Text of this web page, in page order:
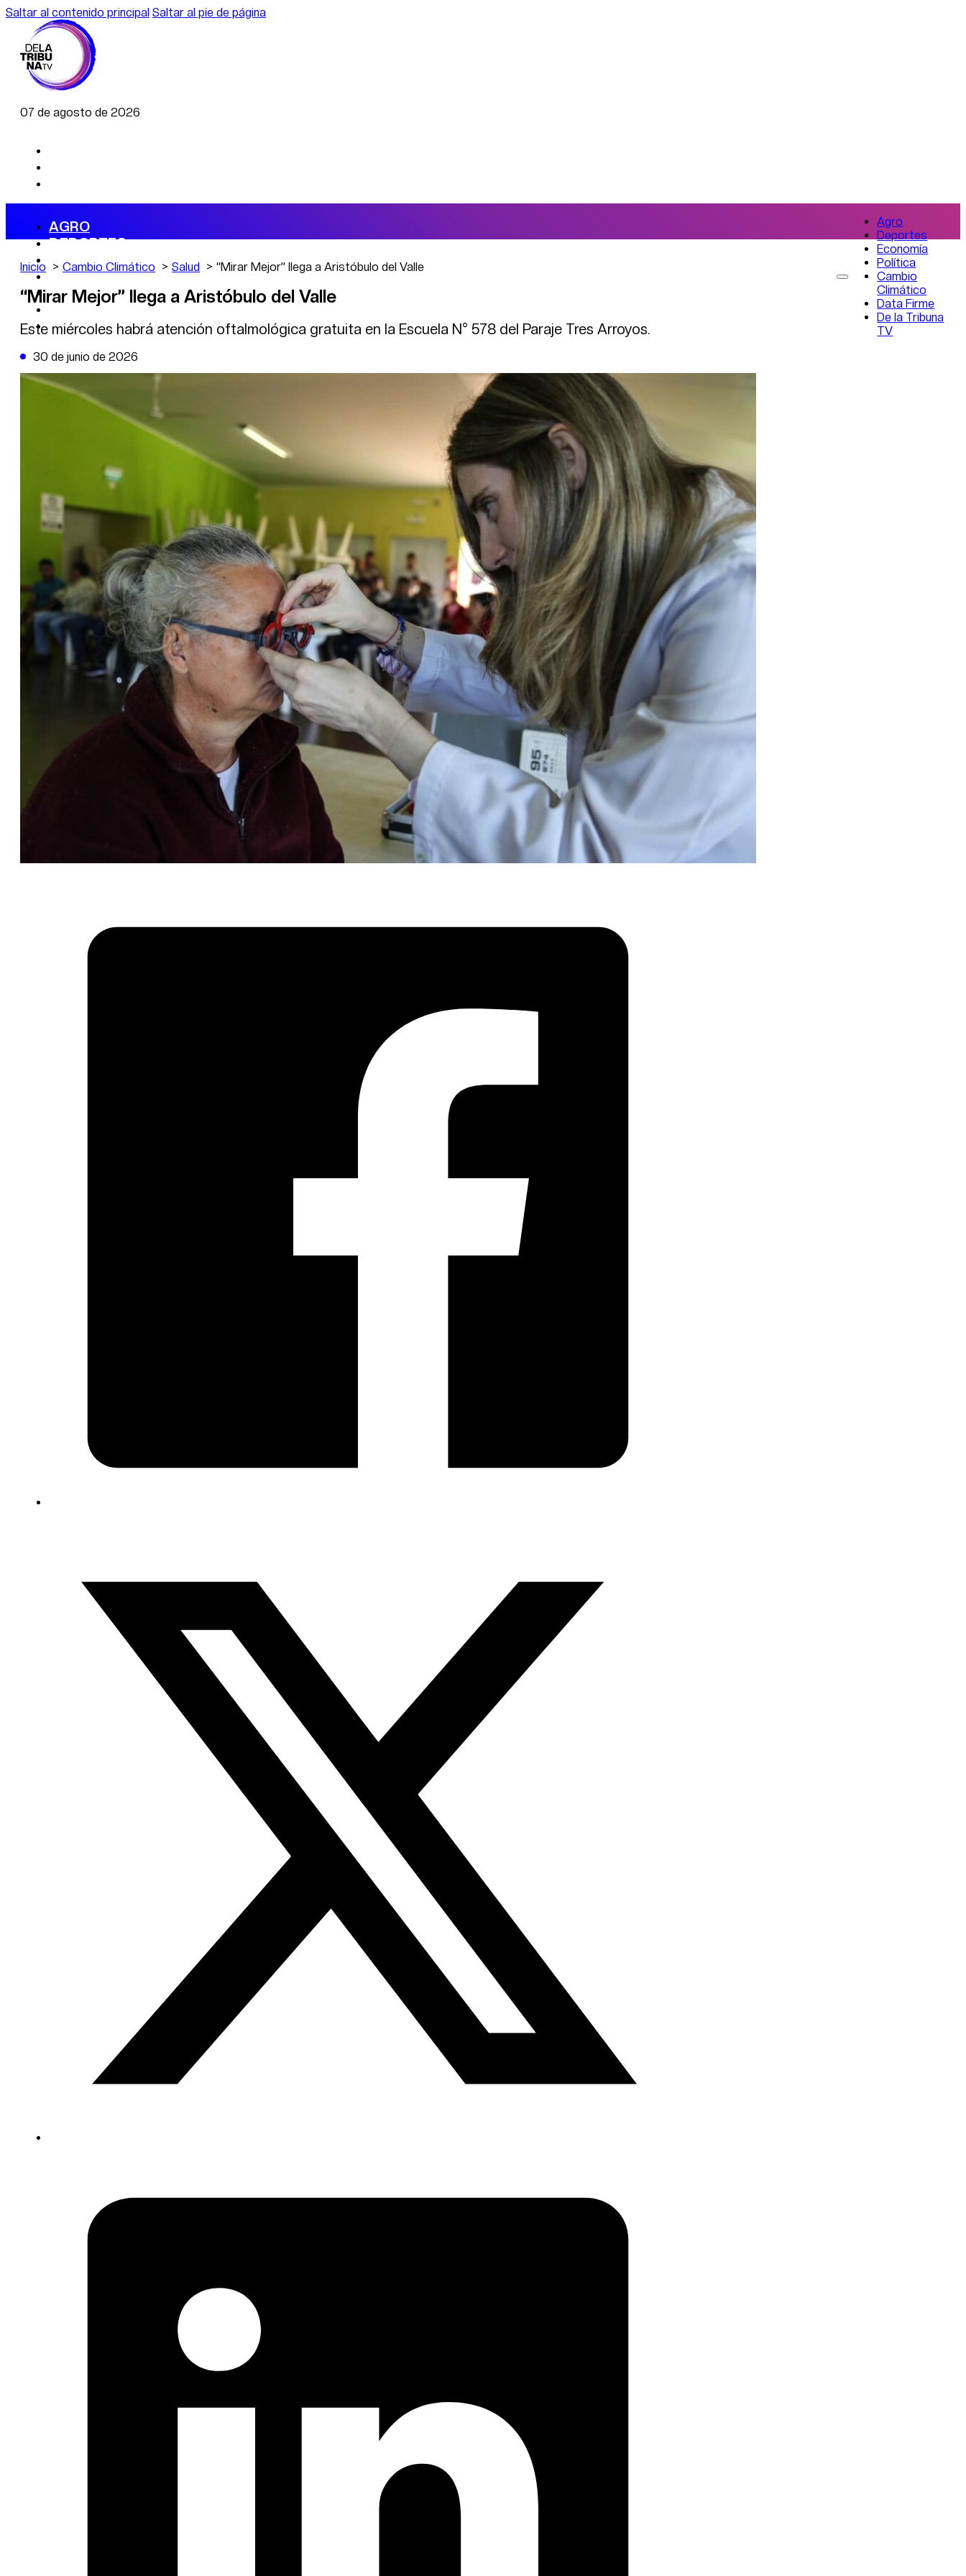
Saltar al contenido principal Saltar al pie de página
07 de agosto de 2026
AGRO
DEPORTES
ECONOMÍA
POLÍTICA
CAMBIO CLIMÁTICO
DATA FIRME
DE LA TRIBUNA TV
Agro
Deportes
Economía
Política
Cambio
Climático
Data Firme
De la Tribuna
TV
Inicio Cambio Climático Salud “Mirar Mejor” llega a Aristóbulo del Valle
“Mirar Mejor” llega a Aristóbulo del Valle
Este miércoles habrá atención oftalmológica gratuita en la Escuela N° 578 del Paraje Tres Arroyos.
30 de junio de 2026